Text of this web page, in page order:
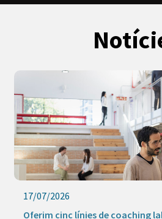
17/07/2026
Oferim cinc línies de coaching